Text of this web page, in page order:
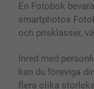
Skal till Mobil &
MyNameBook
Fotoramar &
Presentkort
Sitemap
Villkor och
smartbonus
Priser & betalning
En Fotobok
smartphotos
och prisklasser,
Inred med
kan du föreviga
flera olika